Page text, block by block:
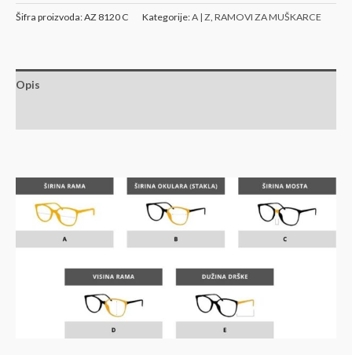
Šifra proizvoda:AZ 8120 C Kategorije:A | Z, RAMOVI ZA MUŠKARCE
Opis